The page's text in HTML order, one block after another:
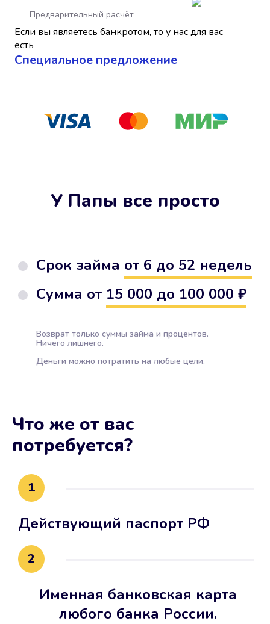
Если вы являетесь банкротом, то у нас для вас
есть
Cпециальное предложение
Предварительный расчёт
У Папы все просто
Срок займа от 6 до 52 недель
Сумма от 15 000 до 100 000 ₽
Возврат только суммы займа и процентов.
Ничего лишнего.
Деньги можно потратить на любые цели.
Что же от вас
потребуется?
1
Действующий паспорт РФ
2
Именная банковская карта
любого банка России.